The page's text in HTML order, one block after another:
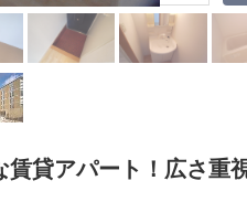
貸アパート！広さ重